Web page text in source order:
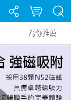
為你推薦